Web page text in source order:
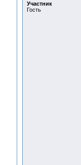
Участник
Гость